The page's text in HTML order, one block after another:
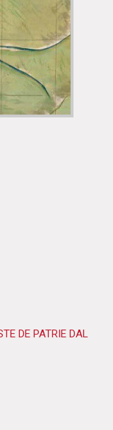
DE PATRIE DAL